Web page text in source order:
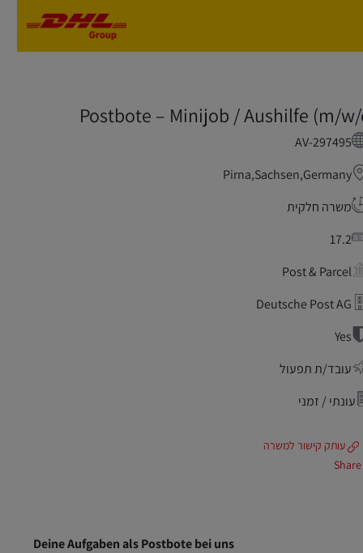
Postbote – Minijob / Aushilfe (m/
AV-297495
Pirna,Sachsen,Germany
משרה חלקית
17.2
Post & Parcel
Deutsche Post AG
Yes
עובד/ת תפעול
עונתי / זמני
עותק קישור למשרה
Share
Deine Aufgaben als Postbote bei uns